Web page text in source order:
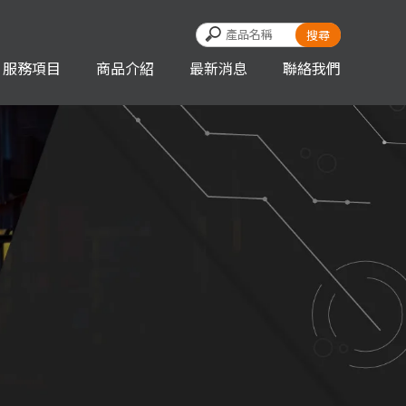
服務項目 商品介紹 最新消息 聯絡我們